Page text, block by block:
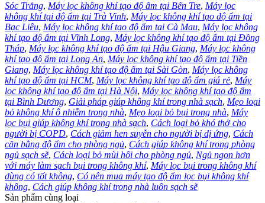
Sóc Trăng, Máy lọc không khí tạo độ ẩm tại Bến Tre, Máy lọc
không khí tại độ ẩm tại Trà Vinh, Máy lọc không khí tạo độ ẩm tại
Bạc Liêu, Máy lọc không khí tạo độ ẩm tại Cà Mau, Máy lọc không
khí tạo độ ẩm tại Vĩnh Long, Máy lọc không khí tạo độ ẩm tại Đồng
Tháp, Máy lọc không khí tạo độ ẩm tại Hậu Giang, Máy lọc không
khí tạo độ ẩm tại Long An, Máy lọc không khí tạo độ ẩm tại Tiền
Giang, Máy lọc không khí tạo độ ẩm tại Sài Gòn, Máy lọc không
khí tạo độ ẩm tại HCM, Máy lọc không khí tạo độ ẩm giá rẻ, Máy
lọc không khí tạo độ ẩm tại Hà Nội, Máy lọc không khí tạo độ ẩm
tại Bình Dương, Giải pháp giúp không khí trong nhà sạch, Mẹo loại
bỏ không khí ô nhiễm trong nhà, Mẹo loại bỏ bụi trong nhà, Máy
lọc bụi giúp không khí trong nhà sạch, Cách loại bỏ khó thở cho
người bị COPD, Cách giảm hen suyễn cho người bị dị ứng, Cách
căn bằng độ ẩm cho phòng ngủ, Cách giúp không khí trong phòng
ngủ sạch sẽ, Cách loại bỏ mùi hôi cho phòng ngủ, Ngủ ngon hơn
với máy làm sạch bụi trong không khí, Máy lọc bụi trong không khí
dùng có tốt không, Có nên mua máy tạo độ ẩm lọc bụi không khí
không, Cách giúp không khí trong nhà luôn sạch sẽ
Sản phẩm cùng loại